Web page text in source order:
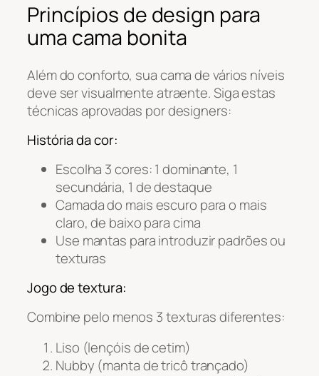
Princípios de design para
uma cama bonita
Além do conforto, sua cama de vários níveis
deve ser visualmente atraente. Siga estas
técnicas aprovadas por designers:
História da cor:
Escolha 3 cores: 1 dominante, 1
secundária, 1 de destaque
Camada do mais escuro para o mais
claro, de baixo para cima
Use mantas para introduzir padrões ou
texturas
Jogo de textura:
Combine pelo menos 3 texturas diferentes:
Liso (lençóis de cetim)
Nubby (manta de tricô trançado)